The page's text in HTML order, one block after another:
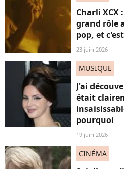
Charli XCX
grand rôle
pop, et
23 juin 2026
MUSIQUE
J'ai
était
pourquoi
19 juin 2026
CINÉMA